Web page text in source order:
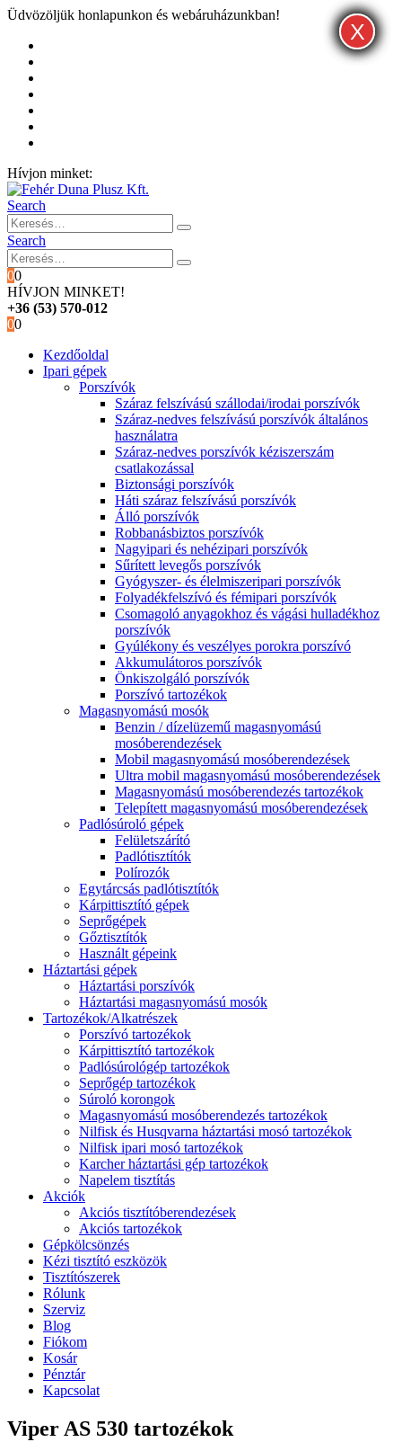
Üdvözöljük honlapunkon és webáruházunkban!
Hívjon minket:
Search
Search
00
HÍVJON MINKET!
+36 (53) 570-012
00
Kezdőoldal
Ipari gépek
Porszívók
Száraz felszívású szállodai/irodai porszívók
Száraz-nedves felszívású porszívók általános
használatra
Száraz-nedves porszívók kéziszerszám
csatlakozással
Biztonsági porszívók
Háti száraz felszívású porszívók
Álló porszívók
Robbanásbiztos porszívók
Nagyipari és nehézipari porszívók
Sűrített levegős porszívók
Gyógyszer- és élelmiszeripari porszívók
Folyadékfelszívó és fémipari porszívók
Csomagoló anyagokhoz és vágási hulladékhoz
porszívók
Gyúlékony és veszélyes porokra porszívó
Akkumulátoros porszívók
Önkiszolgáló porszívók
Porszívó tartozékok
Magasnyomású mosók
Benzin / dízelüzemű magasnyomású
mosóberendezések
Mobil magasnyomású mosóberendezések
Ultra mobil magasnyomású mosóberendezések
Magasnyomású mosóberendezés tartozékok
Telepített magasnyomású mosóberendezések
Padlósúroló gépek
Felületszárító
Padlótisztítók
Polírozók
Egytárcsás padlótisztítók
Kárpittisztító gépek
Seprőgépek
Gőztisztítók
Használt gépeink
Háztartási gépek
Háztartási porszívók
Háztartási magasnyomású mosók
Tartozékok/Alkatrészek
Porszívó tartozékok
Kárpittisztító tartozékok
Padlósúrológép tartozékok
Seprőgép tartozékok
Súroló korongok
Magasnyomású mosóberendezés tartozékok
Nilfisk és Husqvarna háztartási mosó tartozékok
Nilfisk ipari mosó tartozékok
Karcher háztartási gép tartozékok
Napelem tisztítás
Akciók
Akciós tisztítóberendezések
Akciós tartozékok
Gépkölcsönzés
Kézi tisztító eszközök
Tisztítószerek
Rólunk
Szerviz
Blog
Fiókom
Kosár
Pénztár
Kapcsolat
Viper AS 530 tartozékok
X
X
X